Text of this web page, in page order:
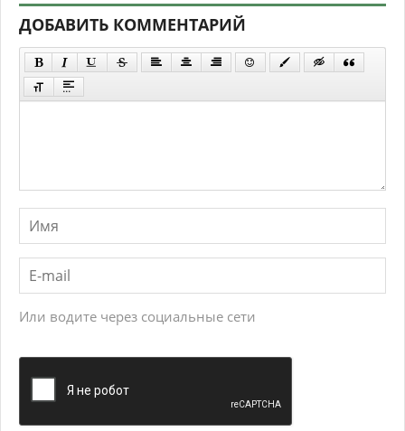
ДОБАВИТЬ КОММЕНТАРИЙ
Или водите через социальные сети